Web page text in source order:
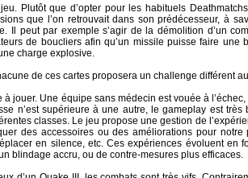
Plutôt que d’opter pour les habituels
que l’on retrouvait dans son prédécesseur, à
Il peut par exemple s’agir de la démolition d’un
de boucliers afin qu’un missile puisse faire une
charge explosive.
de ces cartes proposera un challenge différent
jouer. Une équipe sans médecin est vouée à
n’est supérieure à une autre, le gameplay est
classes. Le jeu propose une gestion de
des accessoires ou des améliorations pour
en silence, etc. Ces expériences évoluent en
blindage accru, ou de contre-mesures plus efficaces.